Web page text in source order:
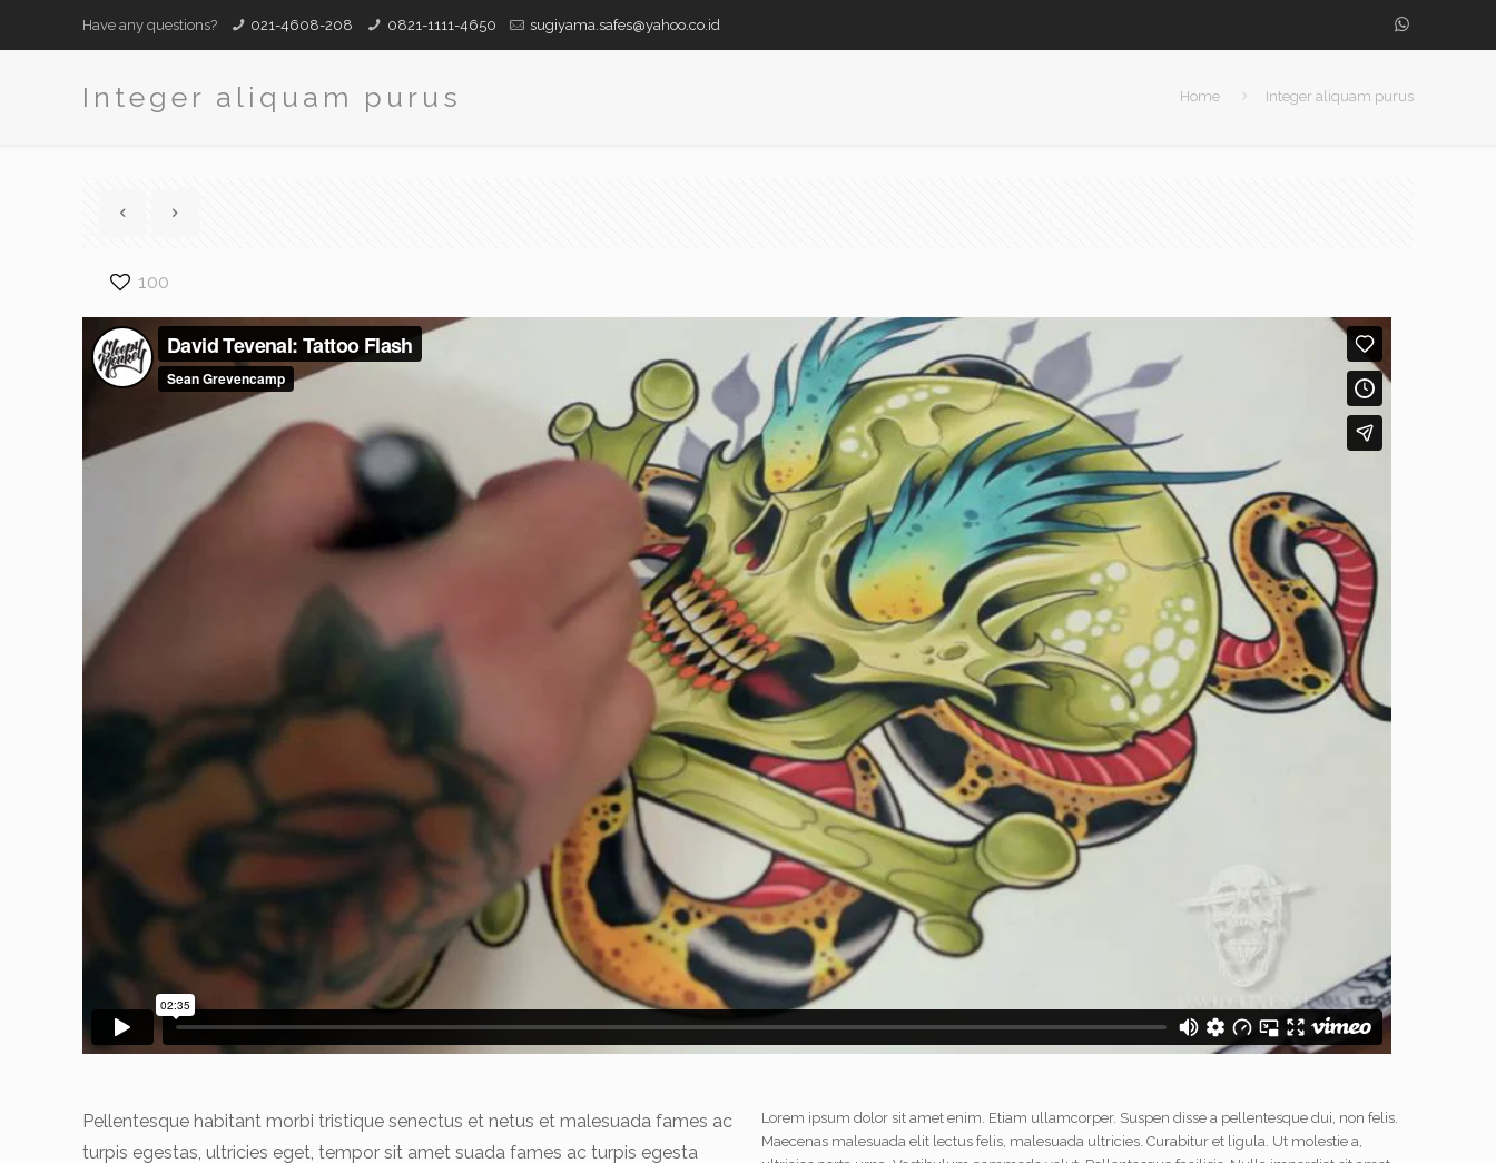
Have any questions? 021-4608-208 0821-1111-4650 sugiyama.safes@yahoo.co.id
Integer aliquam purus Home Integer aliquam purus
100
Pellentesque habitant morbi tristique senectus et netus et malesuada fames ac
turpis egestas, ultricies eget, tempor sit amet suada fames ac turpis egesta
Lorem ipsum dolor sit amet enim. Etiam ullamcorper. Suspen disse a pellentesque dui, non felis.
Maecenas malesuada elit lectus felis, malesuada ultricies. Curabitur et ligula. Ut molestie a,